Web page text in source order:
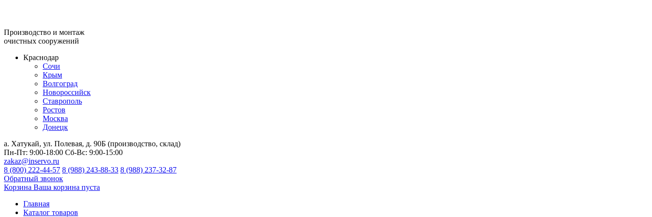
Производство и монтаж
очистных сооружений
Краснодар
Сочи
Крым
Волгоград
Новороссийск
Ставрополь
Ростов
Москва
Донецк
а. Хатукай, ул. Полевая, д. 90Б (производство, склад)
Пн-Пт: 9:00-18:00 Сб-Вс: 9:00-15:00
zakaz@inservo.ru
8 (800) 222-44-57 8 (988) 243-88-33 8 (988) 237-32-87
Обратный звонок
Корзина Ваша корзина пуста
Главная
Каталог товаров